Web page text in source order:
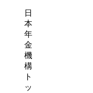
日
本
年
金
機
構
ト
ッ